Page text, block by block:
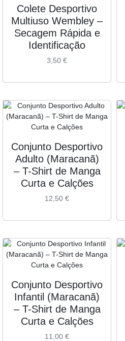
Colete Desportivo
Multiuso Wembley –
Secagem Rápida e
Identificação
3,50 €
Conjunto Desportivo
Adulto (Maracanã)
– T-Shirt de Manga
Curta e Calções
12,50 €
Conjunto Desportivo
Infantil (Maracanã)
– T-Shirt de Manga
Curta e Calções
11,00 €